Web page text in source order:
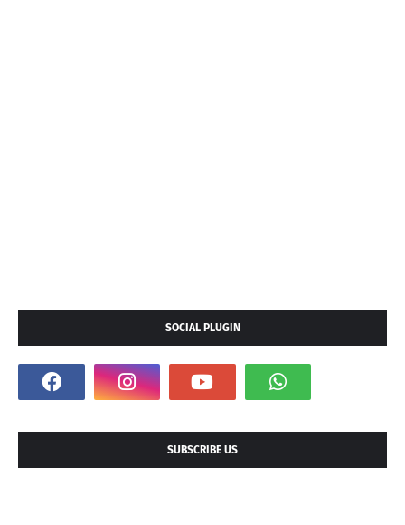
SOCIAL PLUGIN
SUBSCRIBE US